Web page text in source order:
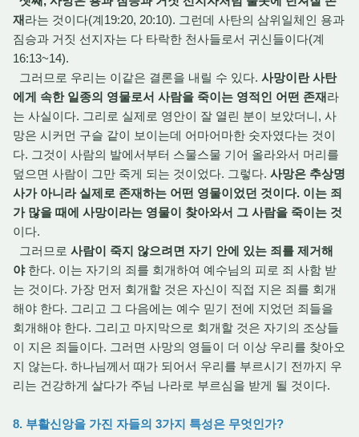
재라는 것이다(계19:20, 20:10). 그런데 사탄의 삼위일체인 용과
짐승과 거짓 선지자는 다 타락한 천사들로서 귀신들이다(계
16:13~14).
그러므로 우리는 이같은 결론을 내릴 수 있다. 사망이란 사탄
에게 속한 일종의 영물로서 사람을 죽이는 영적인 어떤 존재라
는 사실이다. 그리로 실제로 영안이 잘 열린 분이 보았더니, 사
망은 시커먼 구슬 같이 보이는데 어마어마한 숫자였다는 것이
다. 그것이 사람의 발에서부터 스물스물 기어 올라와서 머리를
덮으면 사람이 그만 죽게 되는 것이었다. 그렇다. 사망은 추상명
사가 아니라 실제로 존재하는 어떤 영물이었던 것이다. 이는 죄
가 많을 때에 사망이라는 영물이 찾아와서 그 사람을 죽이는 것
이다.
그러므로 사람이 죽지 않으려면 자기 안에 있는 죄를 제거해
야 한다. 이는 자기의 죄를 회개하여 예수님의 피로 죄 사함 받
는 것이다. 가장 먼저 회개할 것은 자신이 직접 지은 죄를 회개
해야 한다. 그리고 그 다음에는 예수 믿기 전에 지었던 죄들을
회개해야 한다. 그리고 마지막으로 회개할 것은 자기의 조상들
이 지은 죄들이다. 그러면 사망의 영들이 더 이상 우리를 찾아오
지 않는다. 하나님께서 때가 되어서 우리를 부르시기 전까지 우
리는 건강하게 살다가 주님 나라로 부르심을 받게 될 것이다.
8. 부활신앙을 가진 자들의 3가지 특성은 무엇인가?